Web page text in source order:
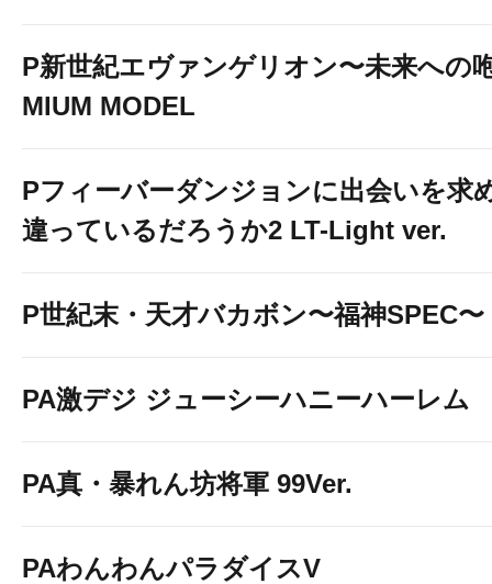
P新世紀エヴァンゲリオン〜未来への
MIUM MODEL
Pフィーバーダンジョンに出会いを求
違っているだろうか2 LT-Light ver.
P世紀末・天才バカボン〜福神SPEC〜
PA激デジ ジューシーハニーハーレム
PA真・暴れん坊将軍 99Ver.
PAわんわんパラダイスV